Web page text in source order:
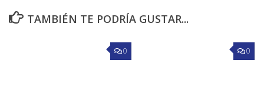
TAMBIÉN TE PODRÍA GUSTAR...
0 0